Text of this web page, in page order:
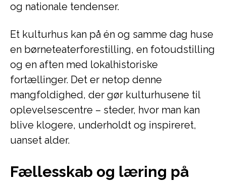
og nationale tendenser.
Et kulturhus kan på én og samme dag huse
en børneteaterforestilling, en fotoudstilling
og en aften med lokalhistoriske
fortællinger. Det er netop denne
mangfoldighed, der gør kulturhusene til
oplevelsescentre – steder, hvor man kan
blive klogere, underholdt og inspireret,
uanset alder.
Fællesskab og læring på